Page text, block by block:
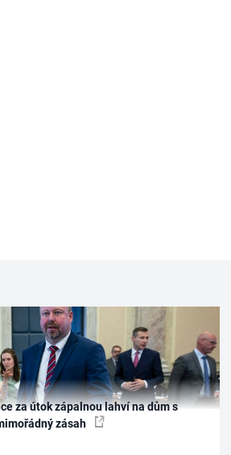
za útok zápalnou lahví na dům s
zásah